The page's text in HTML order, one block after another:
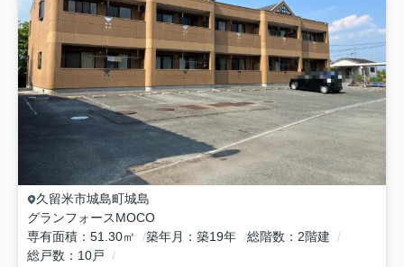
久留米市城島町城島
グランフォースMOCO
専有面積
51.30㎡ 築年月 築19年 総階数
2階建
総戸数
10戸